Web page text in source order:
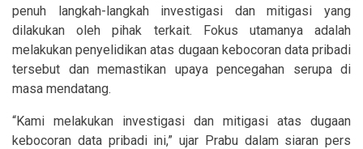
penuh langkah-langkah investigasi dan mitigasi yang
dilakukan oleh pihak terkait. Fokus utamanya adalah
melakukan penyelidikan atas dugaan kebocoran data pribadi
tersebut dan memastikan upaya pencegahan serupa di
masa mendatang.
“Kami melakukan investigasi dan mitigasi atas dugaan
kebocoran data pribadi ini,” ujar Prabu dalam siaran pers